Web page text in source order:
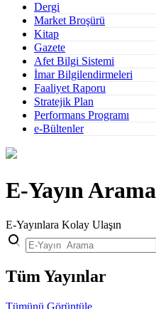
Dergi
Market Broşürü
Kitap
Gazete
Afet Bilgi Sistemi
İmar Bilgilendirmeleri
Faaliyet Raporu
Stratejik Plan
Performans Programı
e-Bültenler
E-Yayın Arama
E-Yayınlara Kolay Ulaşın
Tüm Yayınlar
Tümünü Görüntüle